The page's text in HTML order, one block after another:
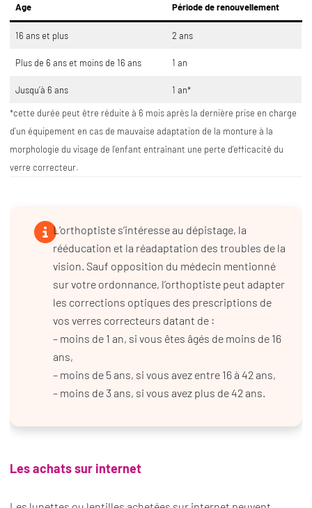
Age Période de renouvellement
16 ans et plus 2 ans
Plus de 6 ans et moins de 16 ans 1 an
Jusqu’à 6 ans 1 an*
*cette durée peut être réduite à 6 mois après la dernière prise en charge
d’un équipement en cas de mauvaise adaptation de la monture à la
morphologie du visage de l’enfant entraînant une perte d’efficacité du
verre correcteur.
L’orthoptiste s’intéresse au dépistage, la
rééducation et la réadaptation des troubles de la
vision. Sauf opposition du médecin mentionné
sur votre ordonnance, l’orthoptiste peut adapter
les corrections optiques des prescriptions de
vos verres correcteurs datant de :
– moins de 1 an, si vous êtes âgés de moins de 16
ans,
– moins de 5 ans, si vous avez entre 16 à 42 ans,
– moins de 3 ans, si vous avez plus de 42 ans.
Les achats sur internet